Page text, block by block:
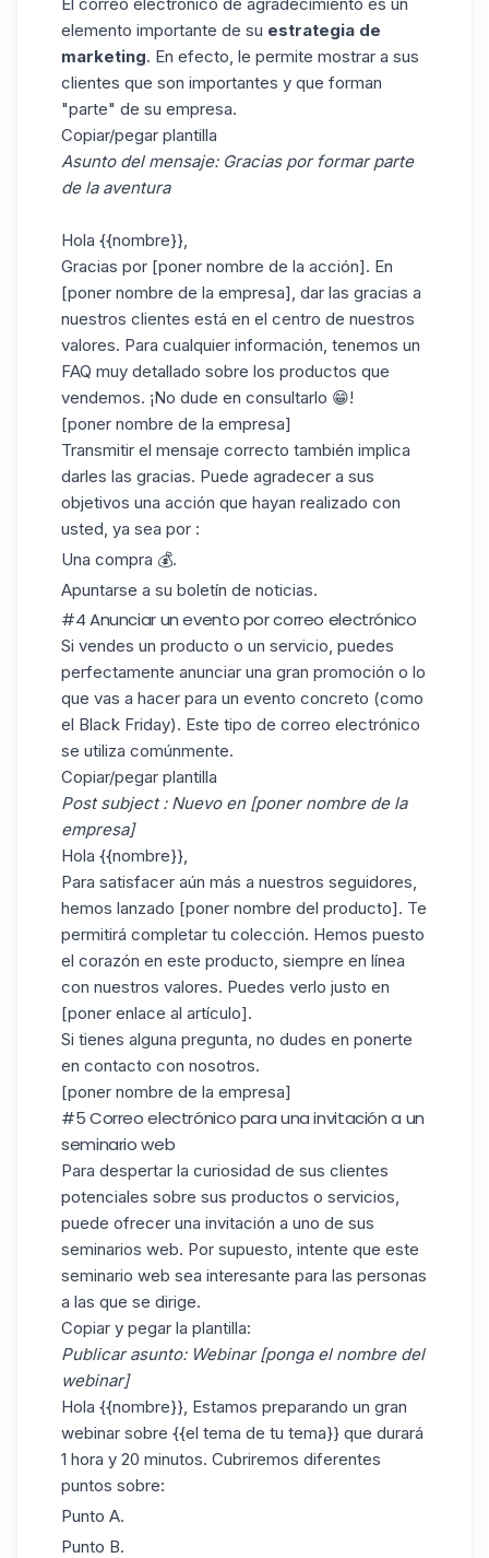
elemento importante de su estrategia de
marketing. En efecto, le permite mostrar a sus
clientes que son importantes y que forman
"parte" de su empresa.
Copiar/pegar plantilla
Asunto del mensaje: Gracias por formar parte
de la aventura
Hola {{nombre}},
Gracias por [poner nombre de la acción]. En
[poner nombre de la empresa], dar las gracias a
nuestros clientes está en el centro de nuestros
valores. Para cualquier información, tenemos un
FAQ muy detallado sobre los productos que
vendemos. ¡No dude en consultarlo 😁!
[poner nombre de la empresa]
Transmitir el mensaje correcto también implica
darles las gracias. Puede agradecer a sus
objetivos una acción que hayan realizado con
usted, ya sea por :
Una compra 💰.
Apuntarse a su boletín de noticias.
#4 Anunciar un evento por correo electrónico
Si vendes un producto o un servicio, puedes
perfectamente anunciar una gran promoción o lo
que vas a hacer para un evento concreto (como
el Black Friday). Este tipo de correo electrónico
se utiliza comúnmente.
Copiar/pegar plantilla
Post subject : Nuevo en [poner nombre de la
empresa]
Hola {{nombre}},
Para satisfacer aún más a nuestros seguidores,
hemos lanzado [poner nombre del producto]. Te
permitirá completar tu colección. Hemos puesto
el corazón en este producto, siempre en línea
con nuestros valores. Puedes verlo justo en
[poner enlace al artículo].
Si tienes alguna pregunta, no dudes en ponerte
en contacto con nosotros.
[poner nombre de la empresa]
#5 Correo electrónico para una invitación a un
seminario web
Para despertar la curiosidad de sus clientes
potenciales sobre sus productos o servicios,
puede ofrecer una invitación a uno de sus
seminarios web. Por supuesto, intente que este
seminario web sea interesante para las personas
a las que se dirige.
Copiar y pegar la plantilla:
Publicar asunto: Webinar [ponga el nombre del
webinar]
Hola {{nombre}}, Estamos preparando un gran
webinar sobre {{el tema de tu tema}} que durará
1 hora y 20 minutos. Cubriremos diferentes
puntos sobre:
Punto A.
Punto B.